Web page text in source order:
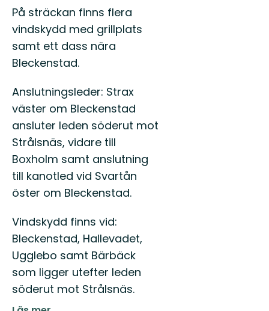
På sträckan finns flera
vindskydd med grillplats
samt ett dass nära
Bleckenstad.
Anslutningsleder: Strax
väster om Bleckenstad
ansluter leden söderut mot
Strålsnäs, vidare till
Boxholm samt anslutning
till kanotled vid Svartån
öster om Bleckenstad.
Vindskydd finns vid:
Bleckenstad, Hallevadet,
Ugglebo samt Bärbäck
som ligger utefter leden
söderut mot Strålsnäs.